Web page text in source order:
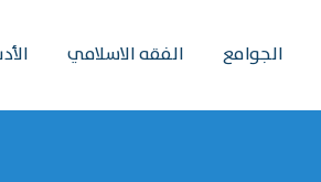
الجوامع الفقه الاسلامي